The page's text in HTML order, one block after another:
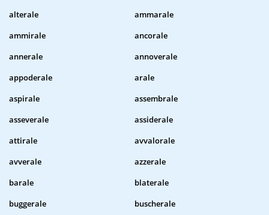
alterale
ammarale
ammirale
ancorale
annerale
annoverale
appoderale
arale
aspirale
assembrale
asseverale
assiderale
attirale
avvalorale
avverale
azzerale
barale
blaterale
buggerale
buscherale